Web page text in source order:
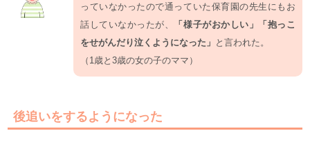
っていなかったので通っていた保育園の先生にもお
話していなかったが、
「様子がおかしい」「抱っこ
をせがんだり泣くようになった」 と言われた。
（1歳と3歳の女の子のママ）
後追いをするようになった